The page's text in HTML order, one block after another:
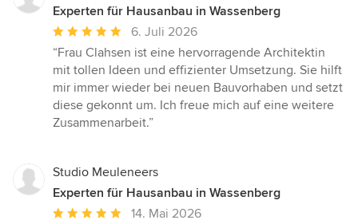
Experten für Hausanbau in Wassenberg
Durchschnittliche
Bewertung:
5
von
5
Sternen
6. Juli 2026
“Frau Clahsen ist eine hervorragende Architektin
mit tollen Ideen und effizienter Umsetzung. Sie hilft
mir immer wieder bei neuen Bauvorhaben und setzt
diese gekonnt um. Ich freue mich auf eine weitere
Zusammenarbeit.”
Studio Meuleneers
Experten für Hausanbau in Wassenberg
Durchschnittliche14. Mai 2026